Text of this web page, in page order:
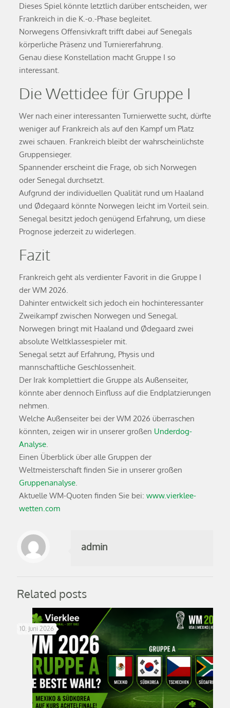
Dieses Spiel könnte letztlich darüber entscheiden, wer
Frankreich in die K.-o.-Phase begleitet.
Norwegens Offensivkraft trifft dabei auf Senegals
körperliche Präsenz und Turniererfahrung.
Genau diese Konstellation macht Gruppe I so
interessant.
Die Wettidee für Gruppe I
Wer nach einer interessanten Turnierwette sucht, dürfte
weniger auf Frankreich als auf den Kampf um Platz
zwei schauen. Frankreich bleibt der wahrscheinlichste
Gruppensieger.
Spannender erscheint die Frage, ob sich Norwegen
oder Senegal durchsetzt.
Aufgrund der individuellen Qualität rund um Haaland
und Ødegaard könnte Norwegen leicht im Vorteil sein.
Senegal besitzt jedoch genügend Erfahrung, um diese
Prognose jederzeit zu widerlegen.
Fazit
Frankreich geht als verdienter Favorit in die Gruppe I
der WM 2026.
Dahinter entwickelt sich jedoch ein hochinteressanter
Zweikampf zwischen Norwegen und Senegal.
Norwegen bringt mit Haaland und Ødegaard zwei
absolute Weltklassespieler mit.
Senegal setzt auf Erfahrung, Physis und
mannschaftliche Geschlossenheit.
Der Irak komplettiert die Gruppe als Außenseiter,
könnte aber dennoch Einfluss auf die Endplatzierungen
nehmen.
Welche Außenseiter bei der WM 2026 überraschen
könnten, zeigen wir in unserer großen Underdog-
Analyse.
Einen Überblick über alle Gruppen der
Weltmeisterschaft finden Sie in unserer großen
Gruppenanalyse.
Aktuelle WM-Quoten finden Sie bei: www.vierklee-
wetten.com
admin
Related posts
10. Juni 2026